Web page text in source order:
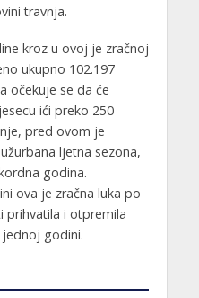
travnja.
kroz u ovoj je zračnoj
ukupno 102.197
očekuje se da će
ići preko 250
pred ovom je
ljetna sezona,
godina.
ova je zračna luka po
prihvatila i otpremila
godini.